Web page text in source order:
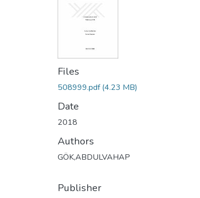
Files
508999.pdf(4.23 MB)
Date
2018
Authors
GÖK,ABDULVAHAP
Publisher